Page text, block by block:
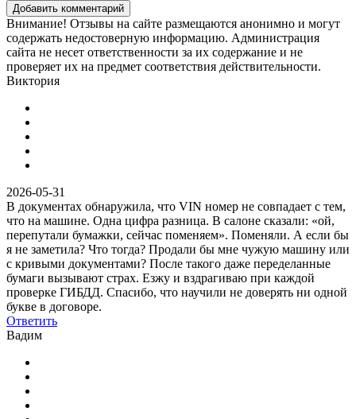
Добавить комментарий
Внимание! Отзывы на сайте размещаются анонимно и могут
содержать недостоверную информацию. Администрация
сайта не несет ответственности за их содержание и не
проверяет их на предмет соответствия действительности.
Виктория
2026-05-31
В документах обнаружила, что VIN номер не совпадает с тем,
что на машине. Одна цифра разница. В салоне сказали: «ой,
перепутали бумажки, сейчас поменяем». Поменяли. А если бы
я не заметила? Что тогда? Продали бы мне чужую машину или
с кривыми документами? После такого даже переделанные
бумаги вызывают страх. Езжу и вздрагиваю при каждой
проверке ГИБДД. Спасибо, что научили не доверять ни одной
букве в договоре.
Ответить
Вадим